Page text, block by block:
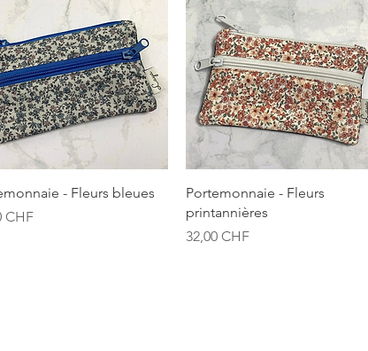
Aperçu rapide
- Fleurs bleues
CHF
Aperçu rapide
Portemonnaie - Fleurs
printannières
Prix
32,00 CHF